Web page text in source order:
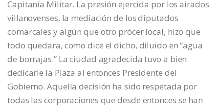
Capitanía Militar. La presión ejercida por los airados
villanovenses, la mediación de los diputados
comarcales y algún que otro prócer local, hizo que
todo quedara, como dice el dicho, diluido en “agua
de borrajas.” La ciudad agradecida tuvo a bien
dedicarle la Plaza al entonces Presidente del
Gobierno. Aquella decisión ha sido respetada por
todas las corporaciones que desde entonces se han